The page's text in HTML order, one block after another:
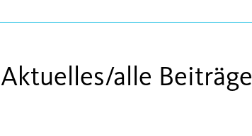
Aktuelles/alle Beiträge